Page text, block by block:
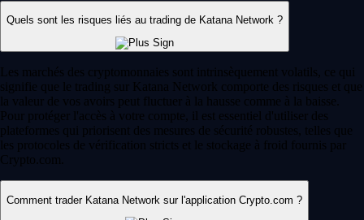
Quels sont les risques liés au trading de Katana Network ?
Les marchés des cryptomonnaies sont intrinsèquement volatils, ce qui
signifie que le trading sur Katana Network comporte des risques et que
la valeur de vos avoirs peut fluctuer à la hausse comme à la baisse.
Pour protéger l'accès à votre compte, il est essentiel d'utiliser des
plateformes qui priorisent des mesures de sécurité robustes, telles que
les protocoles de vérification stricts et le stockage à froid fournis par
Crypto.com.
Comment trader Katana Network sur l'application Crypto.com ?